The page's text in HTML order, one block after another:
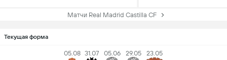
Матчи Real Madrid Castilla CF
Текущая форма
05.08 31.07 05.06 29.05 23.05